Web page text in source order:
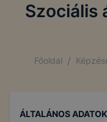
Szociális
Főoldal /
ÁLTALÁNOS ADATOK